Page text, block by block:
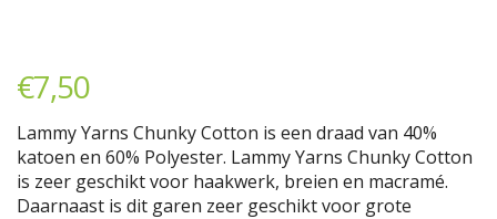
€7,50
Lammy Yarns Chunky Cotton is een draad van 40%
katoen en 60% Polyester. Lammy Yarns Chunky Cotton
is zeer geschikt voor haakwerk, breien en macramé.
Daarnaast is dit garen zeer geschikt voor grote